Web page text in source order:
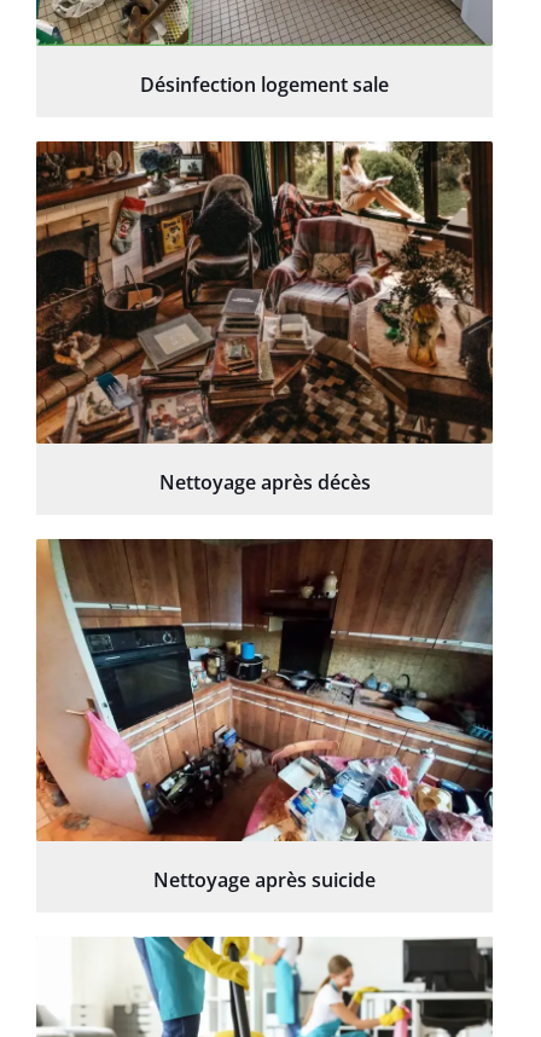
Désinfection logement sale
Nettoyage après décès
Nettoyage après suicide